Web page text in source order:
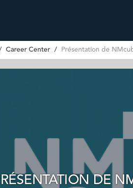
Career Center Présentation de
DE